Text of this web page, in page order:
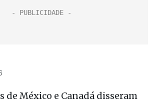
de México e Canadá disseram